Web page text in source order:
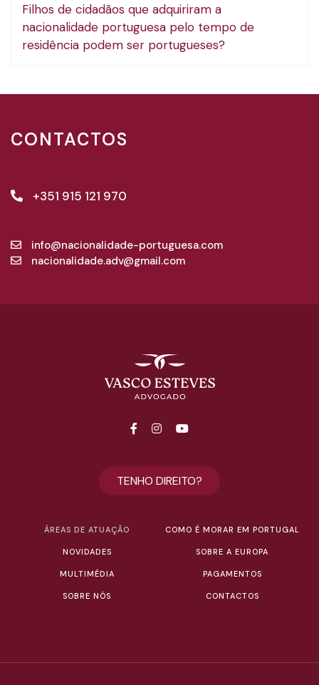
Filhos de cidadãos que adquiriram a
nacionalidade portuguesa pelo tempo de
residência podem ser portugueses?
CONTACTOS
+351 915 121 970
info@nacionalidade-portuguesa.com
nacionalidade.adv@gmail.com
TENHO DIREITO?
ÁREAS DE ATUAÇÃO
NOVIDADES
MULTIMÉDIA
SOBRE NÓS
COMO É MORAR EM PORTUGAL
SOBRE A EUROPA
PAGAMENTOS
CONTACTOS